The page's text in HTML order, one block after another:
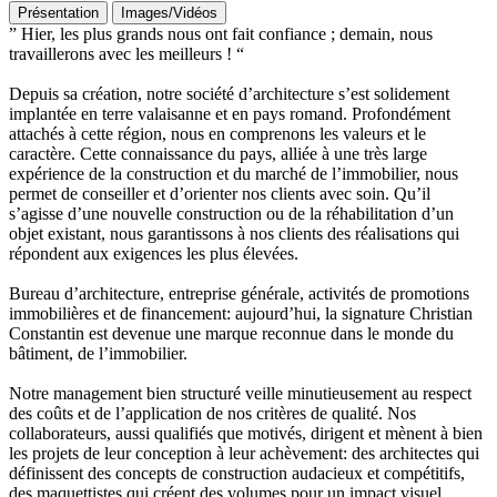
Présentation Images/Vidéos
” Hier, les plus grands nous ont fait confiance ; demain, nous
travaillerons avec les meilleurs ! “
Depuis sa création, notre société d’architecture s’est solidement
implantée en terre valaisanne et en pays romand. Profondément
attachés à cette région, nous en comprenons les valeurs et le
caractère. Cette connaissance du pays, alliée à une très large
expérience de la construction et du marché de l’immobilier, nous
permet de conseiller et d’orienter nos clients avec soin. Qu’il
s’agisse d’une nouvelle construction ou de la réhabilitation d’un
objet existant, nous garantissons à nos clients des réalisations qui
répondent aux exigences les plus élevées.
Bureau d’architecture, entreprise générale, activités de promotions
immobilières et de financement: aujourd’hui, la signature Christian
Constantin est devenue une marque reconnue dans le monde du
bâtiment, de l’immobilier.
Notre management bien structuré veille minutieusement au respect
des coûts et de l’application de nos critères de qualité. Nos
collaborateurs, aussi qualifiés que motivés, dirigent et mènent à bien
les projets de leur conception à leur achèvement: des architectes qui
définissent des concepts de construction audacieux et compétitifs,
des maquettistes qui créent des volumes pour un impact visuel